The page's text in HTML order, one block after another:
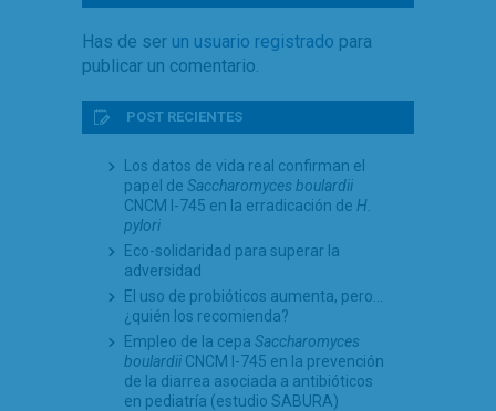
Has de ser un usuario registrado para
publicar un comentario.
POST RECIENTES
Los datos de vida real confirman el
papel de Saccharomyces boulardii
CNCM I-745 en la erradicación de H.
pylori
Eco-solidaridad para superar la
adversidad
El uso de probióticos aumenta, pero…
¿quién los recomienda?
Empleo de la cepa Saccharomyces
boulardii CNCM I-745 en la prevención
de la diarrea asociada a antibióticos
en pediatría (estudio SABURA)